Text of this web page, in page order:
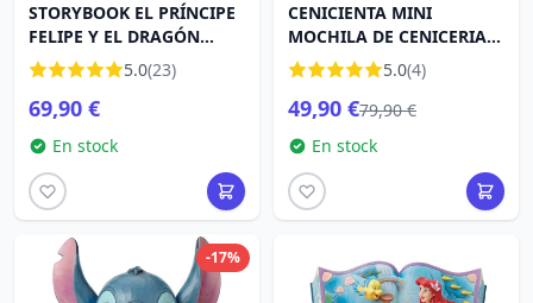
STORYBOOK EL PRÍNCIPE
FELIPE Y EL DRAGÓN
MALÉFICA - DISNEY
TRADITIONS
5.0(23)
69,90 €
En stock
CENICIENTA MINI
MOCHILA DE CENICERIA -
DISNEY LOUNGEFLY
5.0(4)
49,90 €79,90 €
En stock
-17%